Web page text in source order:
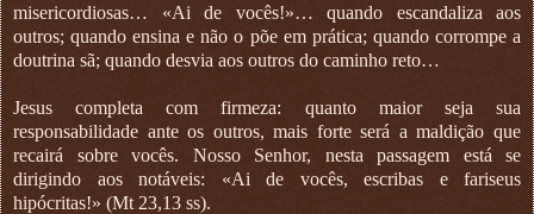
misericordiosas… «Ai de vocês!»… quando escandaliza aos
outros; quando ensina e não o põe em prática; quando corrompe a
doutrina sã; quando desvia aos outros do caminho reto…
Jesus completa com firmeza: quanto maior seja sua
responsabilidade ante os outros, mais forte será a maldição que
recairá sobre vocês. Nosso Senhor, nesta passagem está se
dirigindo aos notáveis: «Ai de vocês, escribas e fariseus
hipócritas!» (Mt 23,13 ss).